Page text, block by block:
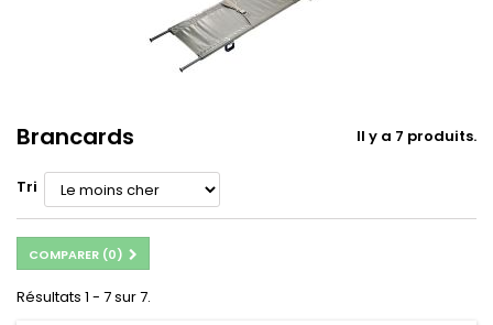
Brancards Il y a 7 produits.
Tri
COMPARER (0)
Résultats 1 - 7 sur 7.